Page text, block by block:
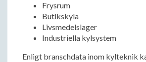
Frysrum
Butikskyla
Livsmedelslager
Industriella kylsystem
Enligt branschdata inom kylteknik